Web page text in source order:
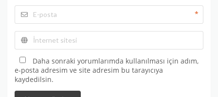
*
Daha sonraki yorumlarımda kullanılması için adım,
e-posta adresim ve site adresim bu tarayıcıya
kaydedilsin.